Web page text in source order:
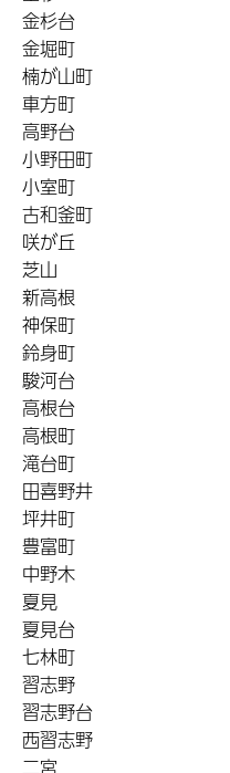
金杉台
金堀町
楠が山町
車方町
高野台
小野田町
小室町
古和釜町
咲が丘
芝山
新高根
神保町
鈴身町
駿河台
高根台
高根町
滝台町
田喜野井
坪井町
豊富町
中野木
夏見
夏見台
七林町
習志野
習志野台
西習志野
二宮